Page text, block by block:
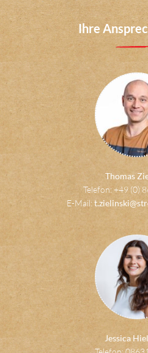
Ihre
Thomas
Telefon: +49 (0)
E-Mail:
Jessica